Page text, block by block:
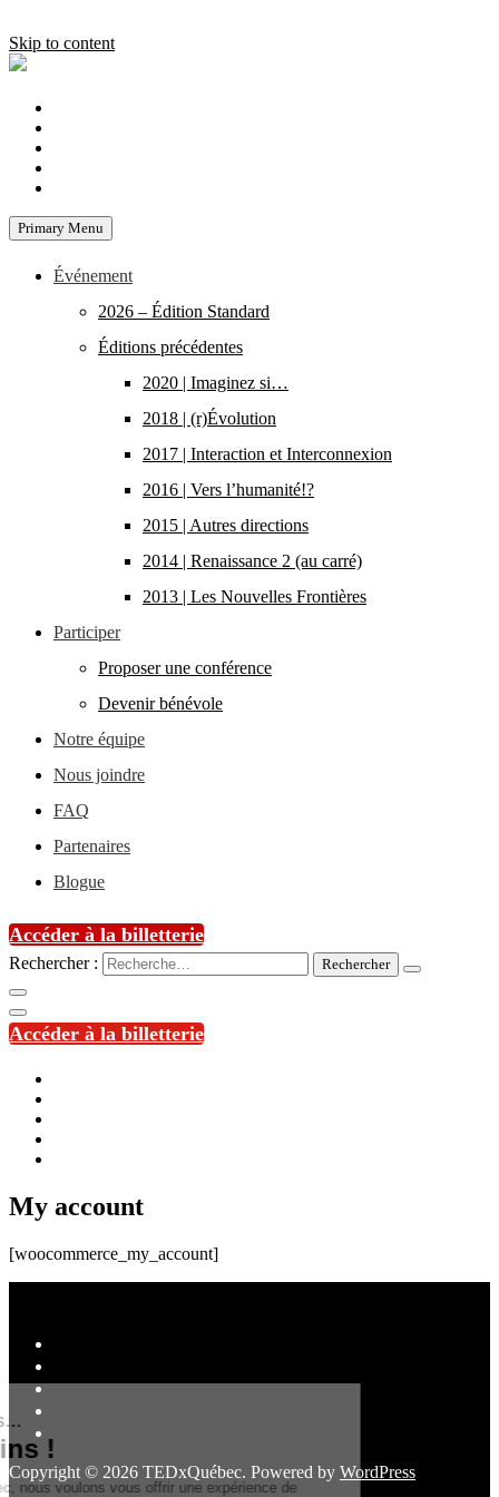
Skip to content
Primary Menu
Événement
2026 – Édition Standard
Éditions précédentes
2020 | Imaginez si…
2018 | (r)Évolution
2017 | Interaction et Interconnexion
2016 | Vers l’humanité!?
2015 | Autres directions
2014 | Renaissance 2 (au carré)
2013 | Les Nouvelles Frontières
Participer
Proposer une conférence
Devenir bénévole
Notre équipe
Nous joindre
FAQ
Partenaires
Blogue
Accéder à la billetterie
Rechercher :
Accéder à la billetterie
My account
[woocommerce_my_account]
Copyright © 2026 TEDxQuébec. Powered by WordPress